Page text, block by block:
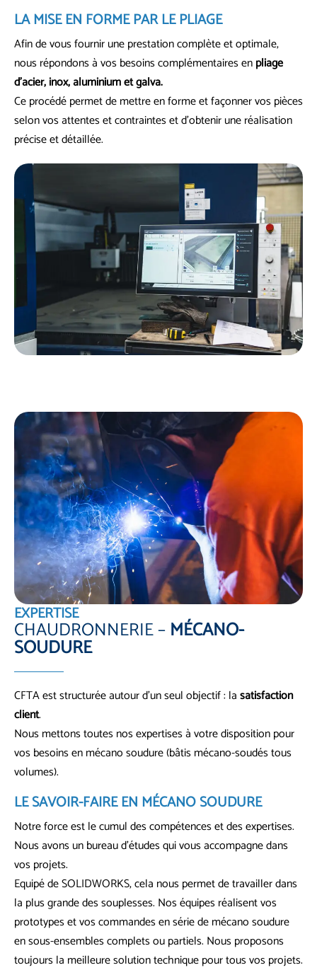
LA MISE EN FORMEPAR LE PLIAGE
Afin de vous fournir une prestation complète et optimale,
nous répondons à vos besoins complémentaires enpliage
d’acier, inox, aluminium et galva.
Ce procédé permet de mettre en forme et façonner vos pièces
selon vos attentes et contraintes et d’obtenir une réalisation
précise et détaillée.
EXPERTISE
CHAUDRONNERIE –MÉCANO-
SOUDURE
CFTA est structurée autour d’un seul objectif : lasatisfaction
client.
Nous mettons toutes nos expertises à votre disposition pour
vos besoins en mécano soudure (bâtis mécano-soudés tous
volumes).
LE SAVOIR-FAIRE EN MÉCANO SOUDURE
Notre force est le cumul des compétences et des expertises.
Nous avons un bureau d’études qui vous accompagne dans
vos projets.
Equipé de SOLIDWORKS, cela nous permet de travailler dans
la plus grande des souplesses. Nos équipes réalisent vos
prototypes et vos commandes en série de mécano soudure
en sous-ensembles complets ou partiels. Nous proposons
toujours la meilleure solution technique pour tous vos projets.